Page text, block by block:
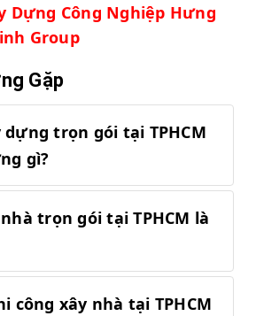
Dựng Công Nghiệp Hưng
Group
Gặp
dựng trọn gói tại TPHCM
gì?
trọn gói tại TPHCM là
công xây nhà tại TPHCM